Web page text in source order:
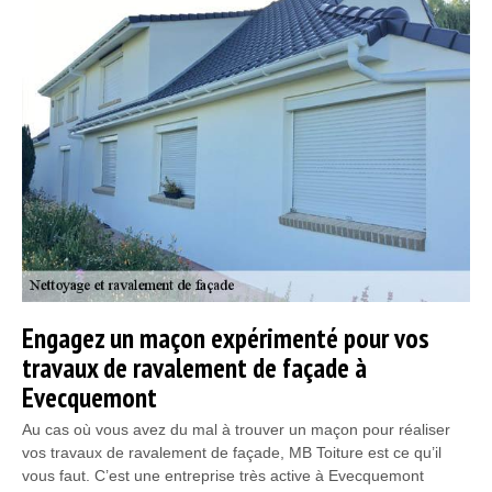
Engagez un maçon expérimenté pour vos
travaux de ravalement de façade à
Evecquemont
Au cas où vous avez du mal à trouver un maçon pour réaliser
vos travaux de ravalement de façade, MB Toiture est ce qu’il
vous faut. C’est une entreprise très active à Evecquemont